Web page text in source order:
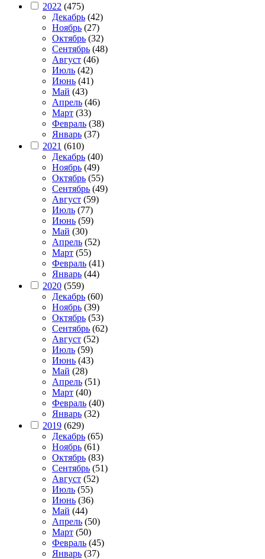
2022 (475)
Декабрь (42)
Ноябрь (27)
Октябрь (32)
Сентябрь (48)
Август (46)
Июль (42)
Июнь (41)
Май (43)
Апрель (46)
Март (33)
Февраль (38)
Январь (37)
2021 (610)
Декабрь (40)
Ноябрь (49)
Октябрь (55)
Сентябрь (49)
Август (59)
Июль (77)
Июнь (59)
Май (30)
Апрель (52)
Март (55)
Февраль (41)
Январь (44)
2020 (559)
Декабрь (60)
Ноябрь (39)
Октябрь (53)
Сентябрь (62)
Август (52)
Июль (59)
Июнь (43)
Май (28)
Апрель (51)
Март (40)
Февраль (40)
Январь (32)
2019 (629)
Декабрь (65)
Ноябрь (61)
Октябрь (83)
Сентябрь (51)
Август (52)
Июль (55)
Июнь (36)
Май (44)
Апрель (50)
Март (50)
Февраль (45)
Январь (37)